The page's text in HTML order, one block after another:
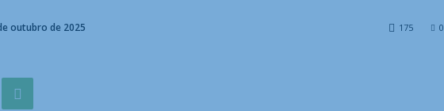
outubro de 2025 0
175